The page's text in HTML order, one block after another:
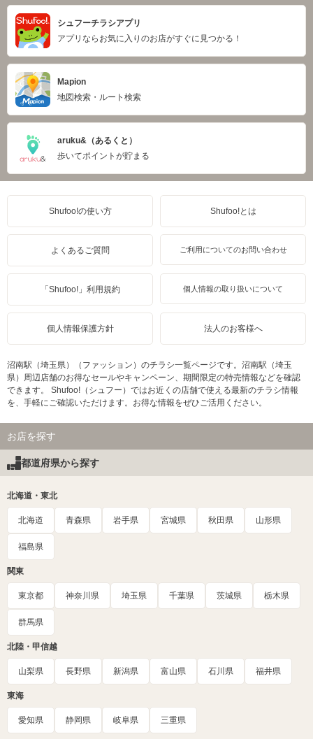
シュフーチラシアプリ
アプリならお気に入りのお店がすぐに見つかる！
Mapion
地図検索・ルート検索
aruku&（あるくと）
歩いてポイントが貯まる
Shufoo!の使い方 Shufoo!とは
よくあるご質問 ご利用についてのお問い合わせ
「Shufoo!」利用規約 個人情報の取り扱いについて
個人情報保護方針 法人のお客様へ
沼南駅（埼玉県）（ファッション）のチラシ一覧ページです。沼南駅（埼玉
県）周辺店舗のお得なセールやキャンペーン、期間限定の特売情報などを確認
できます。 Shufoo!（シュフー）ではお近くの店舗で使える最新のチラシ情報
を、手軽にご確認いただけます。お得な情報をぜひご活用ください。
お店を探す
都道府県から探す
北海道・東北
北海道 青森県 岩手県 宮城県 秋田県 山形県
福島県
関東
東京都 神奈川県 埼玉県 千葉県 茨城県 栃木県
群馬県
北陸・甲信越
山梨県 長野県 新潟県 富山県 石川県 福井県
東海
愛知県 静岡県 岐阜県 三重県